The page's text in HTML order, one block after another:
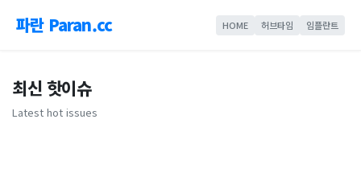
파란 Paran.cc HOME 허브타임 임플란트
최신 핫이슈
Latest hot issues